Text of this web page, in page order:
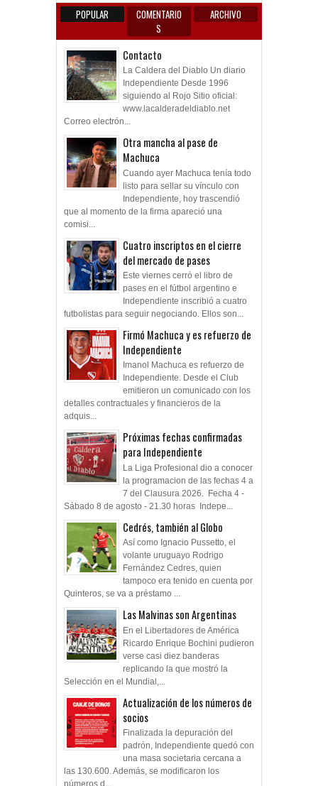
POPULAR
COMENTARIO
S
ARCHIVO
Contacto
La Caldera del Diablo Un diario
Independiente Desde 1996
siguiendo al Rojo Sitio oficial:
Otra mancha al pase de
Machuca
Cuando ayer Machuca tenía todo
listo para sellar su vínculo con
Independiente, hoy trascendió
que al momento de la firma apareció una
Cuatro inscriptos en el cierre
del mercado de pases
Este viernes cerró el libro de
pases en el fútbol argentino e
Independiente inscribió a cuatro
Firmó Machuca y es refuerzo de
Independiente
Imanol Machuca es refuerzo de
Independiente. Desde el Club
emitieron un comunicado con los
detalles contractuales y financieros de la
Próximas fechas confirmadas
para Independiente
La Liga Profesional dio a conocer
la programacion de las fechas 4 a
7 del Clausura 2026. Fecha 4 -
Cedrés, también al Globo
Así como Ignacio Pussetto, el
volante uruguayo Rodrigo
Fernández Cedres, quien
tampoco era tenido en cuenta por
Las Malvinas son Argentinas
En el Libertadores de América
Ricardo Enrique Bochini pudieron
verse casi diez banderas
replicando la que mostró la
Actualización de los números de
socios
Finalizada la depuración del
padrón, Independiente quedó con
una masa societaria cercana a
las 130.600. Además, se modificaron los